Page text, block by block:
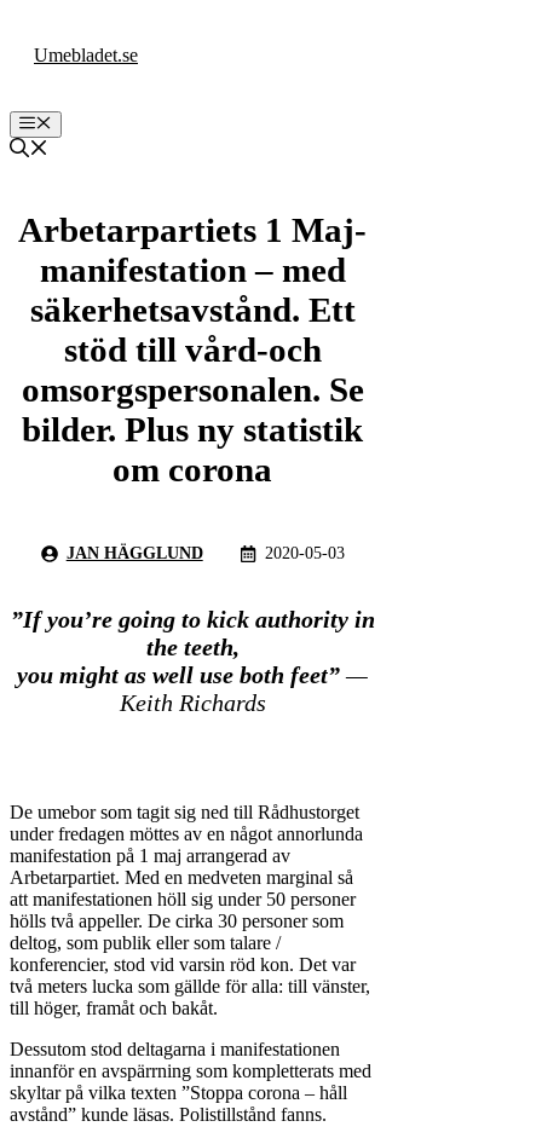
Umebladet.se
Meny
Arbetarpartiets 1 Maj-
manifestation – med
säkerhetsavstånd. Ett
stöd till vård-och
omsorgspersonalen. Se
bilder. Plus ny statistik
om corona
JAN HÄGGLUND 2020-05-03
”If you’re going to kick authority in
the teeth,
you might as well use both feet”—
Keith Richards
De umebor som tagit sig ned till Rådhustorget
under fredagen möttes av en något annorlunda
manifestation på 1 maj arrangerad av
Arbetarpartiet. Med en medveten marginal så
att manifestationen höll sig under 50 personer
hölls två appeller. De cirka 30 personer som
deltog, som publik eller som talare /
konferencier, stod vid varsin röd kon. Det var
två meters lucka som gällde för alla: till vänster,
till höger, framåt och bakåt.
Dessutom stod deltagarna i manifestationen
innanför en avspärrning som kompletterats med
skyltar på vilka texten ”Stoppa corona – håll
avstånd” kunde läsas. Polistillstånd fanns.